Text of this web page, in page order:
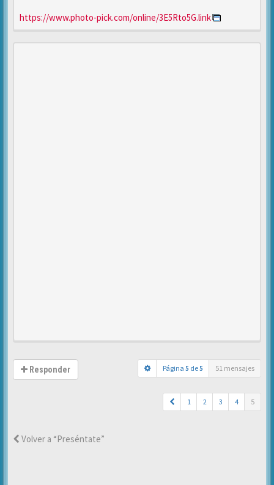
https://www.photo-pick.com/online/3E5Rto5G.link
Responder Página 5 de5 51 mensajes
1 2 3 4 5
Volver a “Preséntate”